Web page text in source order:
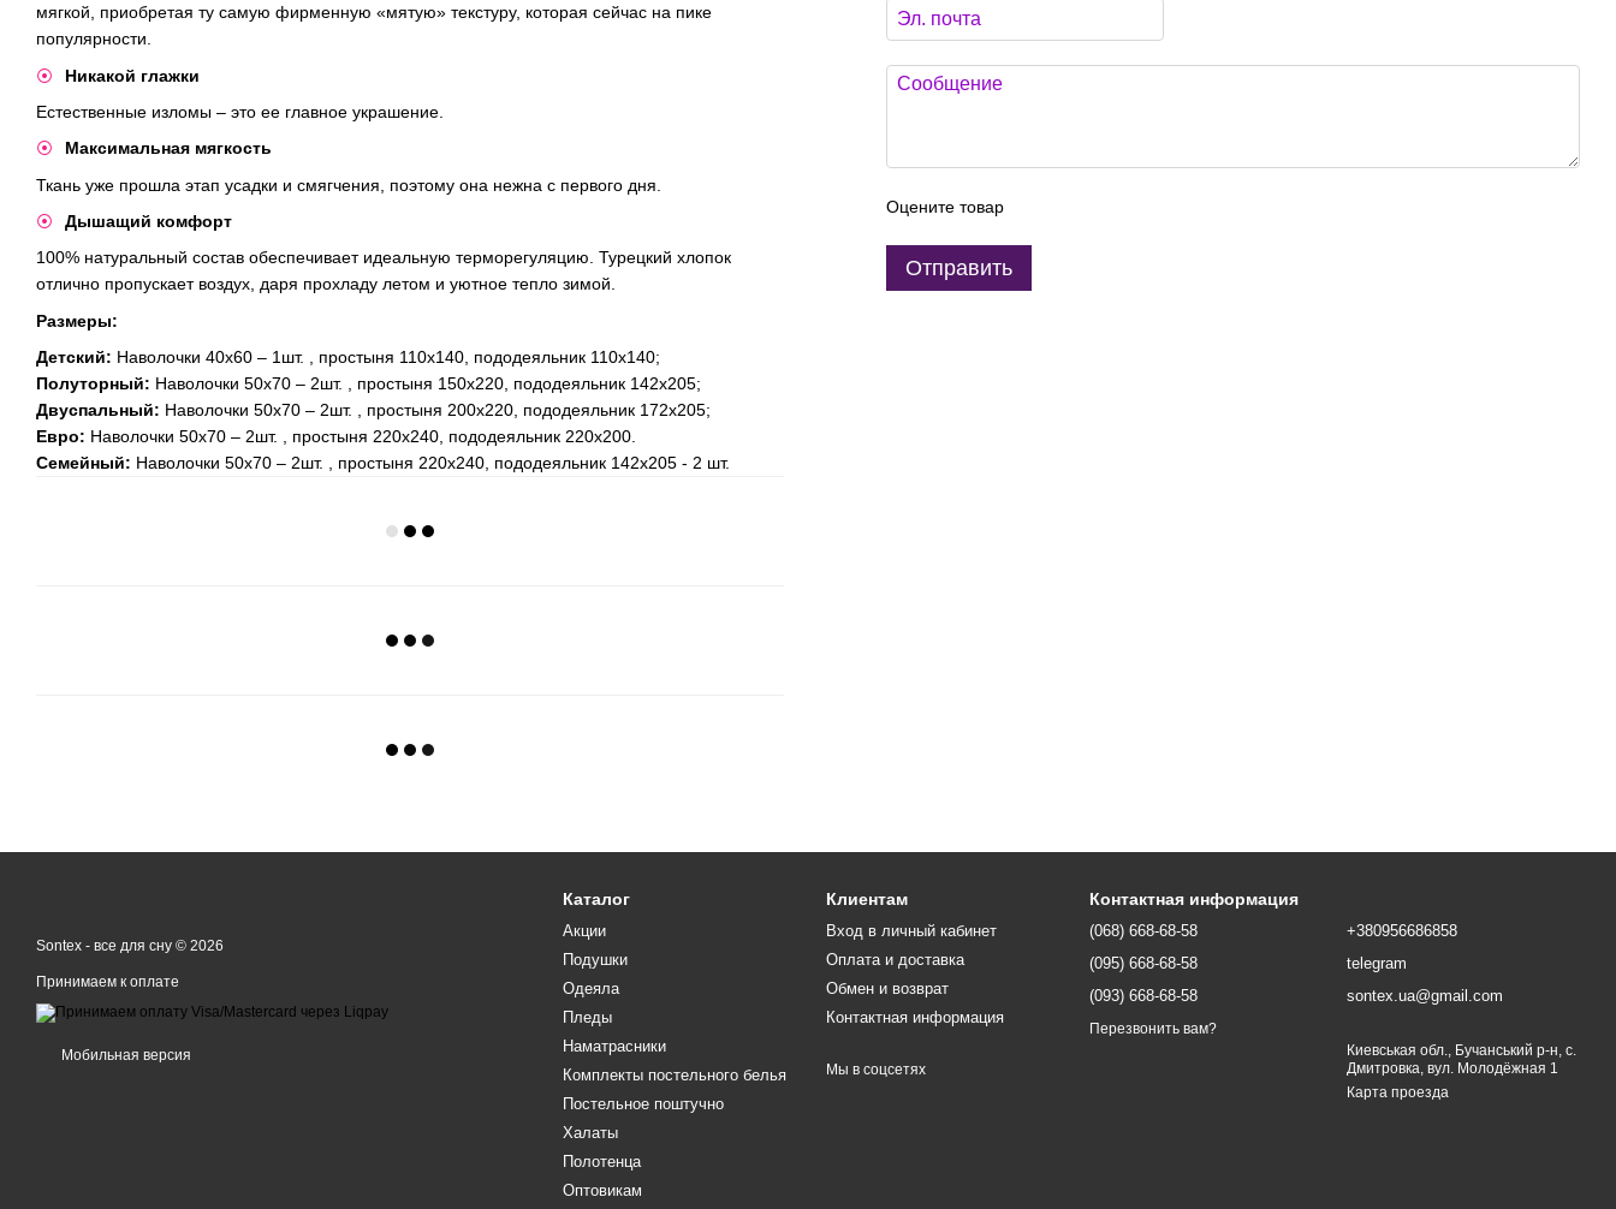
мягкой, приобретая ту самую фирменную «мятую» текстуру, которая сейчас на пике
популярности.
​Никакой глажки
Естественные изломы – это ее главное украшение.
​Максимальная мягкость
Ткань уже прошла этап усадки и смягчения, поэтому она нежна с первого дня.
​Дышащий комфорт
100% натуральный состав обеспечивает идеальную терморегуляцию. Турецкий хлопок
отлично пропускает воздух, даря прохладу летом и уютное тепло зимой.
Размеры:
Детский: Наволочки 40х60 – 1шт. , простыня 110х140, пододеяльник 110х140;
Полуторный: Наволочки 50х70 – 2шт. , простыня 150х220, пододеяльник 142х205;
Двуспальный: Наволочки 50х70 – 2шт. , простыня 200х220, пододеяльник 172х205;
Евро: Наволочки 50х70 – 2шт. , простыня 220х240, пододеяльник 220х200.
Семейный: Наволочки 50х70 – 2шт. , простыня 220х240, пододеяльник 142х205 - 2 шт.
Оцените товар
Отправить
Sontex - все для сну © 2026
Принимаем к оплате
Мобильная версия
Каталог
Акции
Подушки
Одеяла
Пледы
Наматрасники
Комплекты постельного белья
Постельное поштучно
Халаты
Полотенца
Оптовикам
Клиентам
Вход в личный кабинет
Оплата и доставка
Обмен и возврат
Контактная информация
Мы в соцсетях
Контактная информация
(068) 668-68-58
(095) 668-68-58
(093) 668-68-58
Перезвонить вам?
+380956686858
telegram
sontex.ua@gmail.com
Киевськая обл., Бучанський р-н, с.
Дмитровка, вул. Молодёжная 1
Карта проезда